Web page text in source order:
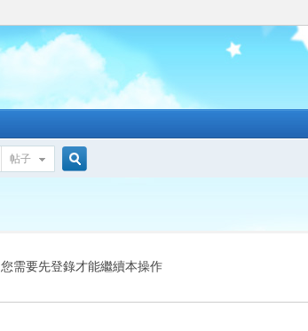
帖子
索
您需要先登錄才能繼續本操作